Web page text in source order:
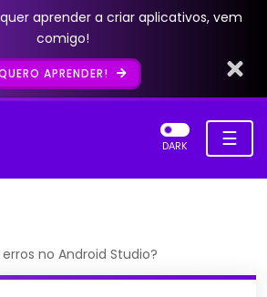
aprender a criar aplicativos, vem
comigo!
APRENDER!
☰
DARK
no Android Studio?